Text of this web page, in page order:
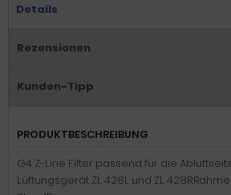
Details
Rezensionen
Kunden-Tipp
PRODUKTBESCHREIBUNG
G4 Z-Line Filter passend für die
Lüftungsgerät ZL 428L und ZL